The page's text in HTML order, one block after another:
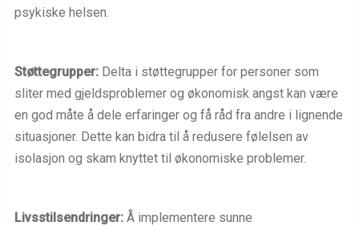
psykiske helsen.
Støttegrupper: Delta i støttegrupper for personer som
sliter med gjeldsproblemer og økonomisk angst kan være
en god måte å dele erfaringer og få råd fra andre i lignende
situasjoner. Dette kan bidra til å redusere følelsen av
isolasjon og skam knyttet til økonomiske problemer.
Livsstilsendringer:Å implementere sunne